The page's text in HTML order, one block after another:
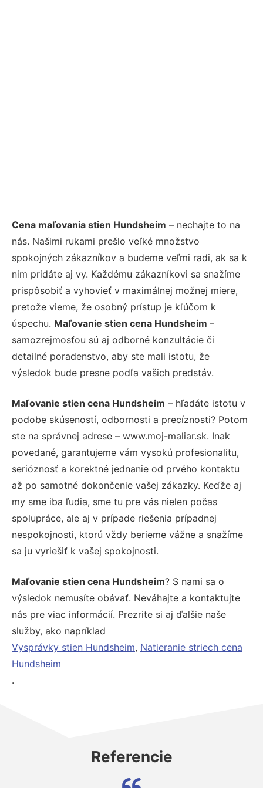
Cena maľovania stien Hundsheim – nechajte to na
nás. Našimi rukami prešlo veľké množstvo
spokojných zákazníkov a budeme veľmi radi, ak sa k
nim pridáte aj vy. Každému zákazníkovi sa snažíme
prispôsobiť a vyhovieť v maximálnej možnej miere,
pretože vieme, že osobný prístup je kľúčom k
úspechu. Maľovanie stien cena Hundsheim –
samozrejmosťou sú aj odborné konzultácie či
detailné poradenstvo, aby ste mali istotu, že
výsledok bude presne podľa vašich predstáv.
Maľovanie stien cena Hundsheim – hľadáte istotu v
podobe skúseností, odbornosti a precíznosti? Potom
ste na správnej adrese – www.moj-maliar.sk. Inak
povedané, garantujeme vám vysokú profesionalitu,
serióznosť a korektné jednanie od prvého kontaktu
až po samotné dokončenie vašej zákazky. Keďže aj
my sme iba ľudia, sme tu pre vás nielen počas
spolupráce, ale aj v prípade riešenia prípadnej
nespokojnosti, ktorú vždy berieme vážne a snažíme
sa ju vyriešiť k vašej spokojnosti.
Maľovanie stien cena Hundsheim? S nami sa o
výsledok nemusíte obávať. Neváhajte a kontaktujte
nás pre viac informácií. Prezrite si aj ďalšie naše
služby, ako napríklad
Vysprávky stien Hundsheim, Natieranie striech cena
Hundsheim
.
Referencie